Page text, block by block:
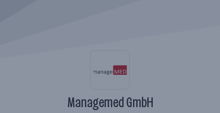
Managemed GmbH